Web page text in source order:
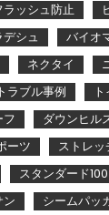
ッシュ防止
シュ バイオ
ネクタイ
トラブル事例
フ ダウンヒル
ーツ
ストレ
スタンダード100
ン シームパッ